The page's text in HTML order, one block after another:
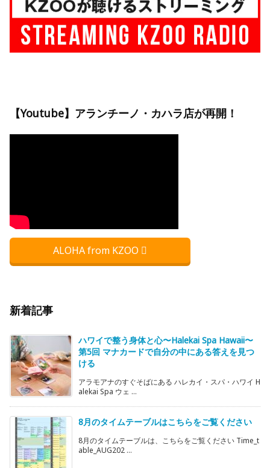
【Youtube】アランチーノ・カハラ店が再開！
ALOHA from KZOO
新着記事
ハワイで整う身体と心〜Halekai Spa Hawaii〜
第5回 マナカードで自分の中にある答えを見つ
ける
アラモアナのすぐそばにある ハレカイ・スパ・ハワイ H
alekai Spa ウェ ...
8月のタイムテーブルはこちらをご覧ください
8月のタイムテーブルは、こちらをご覧ください Time_t
able_AUG202 ...